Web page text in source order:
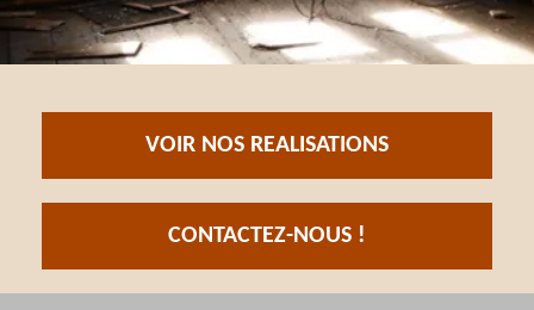
VOIR NOS REALISATIONS
CONTACTEZ-NOUS !